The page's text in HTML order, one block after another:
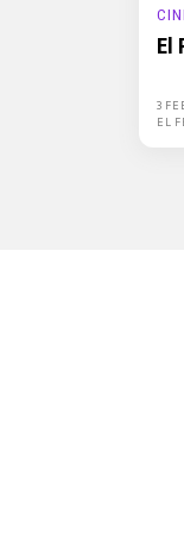
El
3
EL